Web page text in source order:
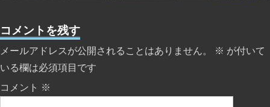
コメントを残す
メールアドレスが公開されることはありません。 ※ が付いて
いる欄は必須項目です
コメント ※